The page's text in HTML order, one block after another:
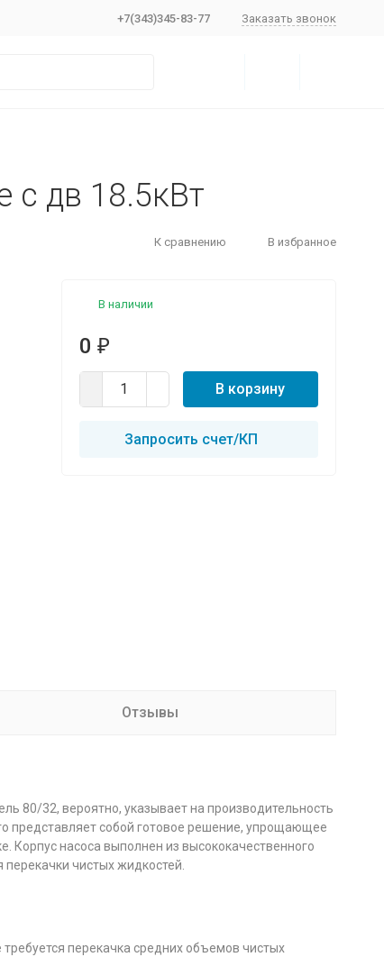
+7(343)345-83-77 Заказать звонок
с дв 18.5кВт
К сравнению В избранное
В наличии
0 ₽
В корзину
Запросить счет/КП
Отзывы
80/32, вероятно, указывает на производительность
представляет собой готовое решение, упрощающее
Корпус насоса выполнен из высококачественного
чистых жидкостей.
перекачка средних объемов чистых